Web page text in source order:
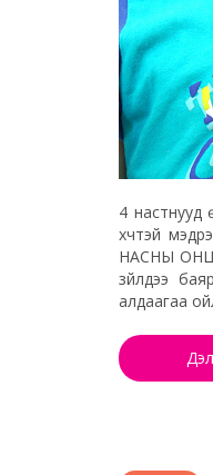
4 настнууд
хүчтэй
НАСНЫ
зүйлдээ
алдаагаа